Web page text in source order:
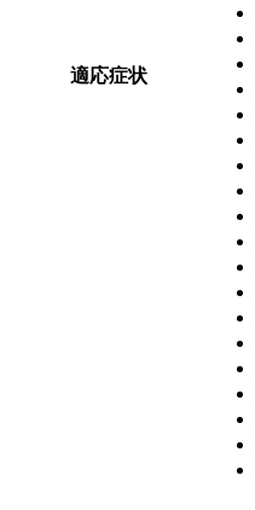
適応症状